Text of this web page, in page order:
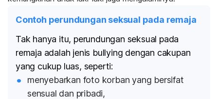
Contoh perundungan seksual pada remaja
Tak hanya itu, perundungan seksual pada
remaja adalah jenis bullying dengan cakupan
yang cukup luas, seperti:
menyebarkan foto korban yang bersifat
sensual dan pribadi,